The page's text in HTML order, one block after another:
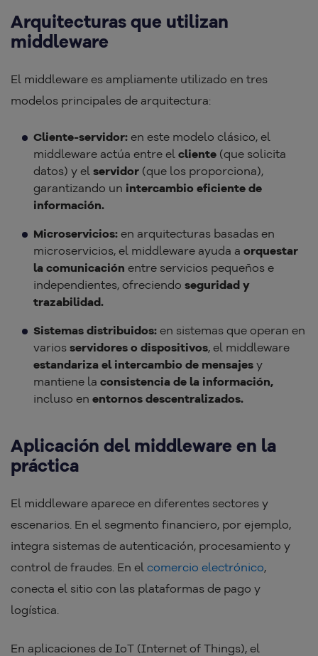
Arquitecturas que utilizan
middleware
El middleware es ampliamente utilizado en tres
modelos principales de arquitectura:
Cliente-servidor: en este modelo clásico, el
middleware actúa entre el cliente (que solicita
datos) y el servidor (que los proporciona),
garantizando un intercambio eficiente de
información.
Microservicios: en arquitecturas basadas en
microservicios, el middleware ayuda a orquestar
la comunicación entre servicios pequeños e
independientes, ofreciendo seguridad y
trazabilidad.
Sistemas distribuidos: en sistemas que operan en
varios servidores o dispositivos, el middleware
estandariza el intercambio de mensajes y
mantiene la consistencia de la información,
incluso en entornos descentralizados.
Aplicación del middleware en la
práctica
El middleware aparece en diferentes sectores y
escenarios. En el segmento financiero, por ejemplo,
integra sistemas de autenticación, procesamiento y
control de fraudes. En el comercio electrónico,
conecta el sitio con las plataformas de pago y
logística.
En aplicaciones de IoT (Internet of Things), el